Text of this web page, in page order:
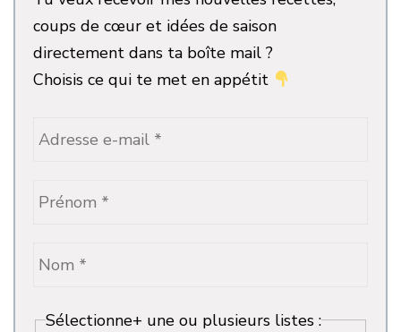
coups de cœur et idées de saison
directement dans ta boîte mail ?
Choisis ce qui te met en appétit
Sélectionne+ une ou plusieurs listes :